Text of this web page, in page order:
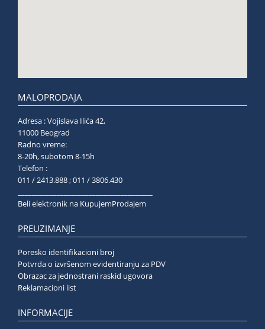
MALOPRODAJA
Adresa : Vojislava Ilića 42,
11000 Beograd
Radno vreme:
8-20h, subotom 8-15h
Telefon :
011 / 2413.888 ; 011 / 3806.430
Beli elektronik na KupujemProdajem
PREUZIMANJE
Poresko identifikacioni broj
Potvrda o izvršenom evidentiranju za PDV
Obrazac za jednostrani raskid ugovora
Reklamacioni list
INFORMACIJE